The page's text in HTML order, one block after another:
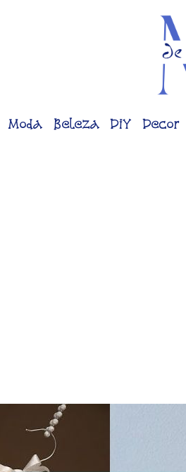
Moda Beleza DiY Decor